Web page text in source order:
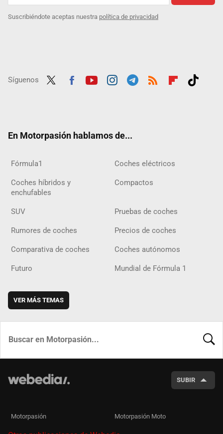
Suscribiéndote aceptas nuestra política de privacidad
Síguenos
En Motorpasión hablamos de...
Fórmula1 Coches eléctricos
Coches híbridos y
enchufables
Compactos
SUV Pruebas de coches
Rumores de coches Precios de coches
Comparativa de coches Coches autónomos
Futuro Mundial de Fórmula 1
VER MÁS TEMAS
SUBIR
Motorpasión Motorpasión Moto